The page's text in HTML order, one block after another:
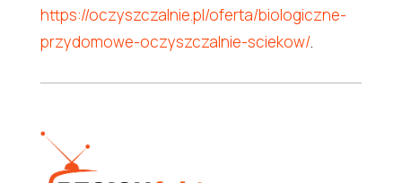
https://oczyszczalnie.pl/oferta/biologiczne-
przydomowe-oczyszczalnie-sciekow/.